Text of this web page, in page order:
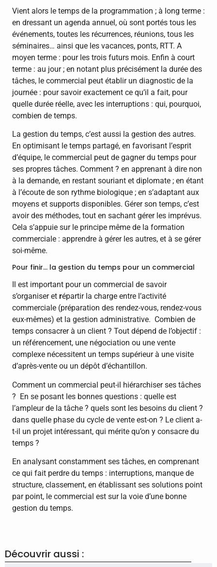
Découvrir aussi :
Vient alors le temps de la programmation ; à long terme :
en dressant un agenda annuel, où sont portés tous les
événements, toutes les récurrences, réunions, tous les
séminaires… ainsi que les vacances, ponts, RTT. A
moyen terme : pour les trois futurs mois. Enfin à court
terme : au jour ; en notant plus précisément la durée des
tâches, le commercial peut établir un diagnostic de la
journée : pour savoir exactement ce qu’il a fait, pour
quelle durée réelle, avec les interruptions : qui, pourquoi,
combien de temps.
La gestion du temps, c’est aussi la gestion des autres.
En optimisant le temps partagé, en favorisant l’esprit
d’équipe, le commercial peut de gagner du temps pour
ses propres tâches. Comment ? en apprenant à dire non
à la demande, en restant souriant et diplomate ; en étant
à l’écoute de son rythme biologique ; en s’adaptant aux
moyens et supports disponibles. Gérer son temps, c’est
avoir des méthodes, tout en sachant gérer les imprévus.
Cela s’appuie sur le principe même de la formation
commerciale : apprendre à gérer les autres, et à se gérer
soi-même.
Pour finir… la gestion du temps pour un commercial
Il est important pour un commercial de savoir
s’organiser et répartir la charge entre l’activité
commerciale (préparation des rendez-vous, rendez-vous
eux-mêmes) et la gestion administrative. Combien de
temps consacrer à un client ? Tout dépend de l’objectif :
un référencement, une négociation ou une vente
complexe nécessitent un temps supérieur à une visite
d’après-vente ou un dépôt d’échantillon.
Comment un commercial peut-il hiérarchiser ses tâches
? En se posant les bonnes questions : quelle est
l’ampleur de la tâche ? quels sont les besoins du client ?
dans quelle phase du cycle de vente est-on ? Le client a-
t-il un projet intéressant, qui mérite qu’on y consacre du
temps ?
En analysant constamment ses tâches, en comprenant
ce qui fait perdre du temps : interruptions, manque de
structure, classement, en établissant ses solutions point
par point, le commercial est sur la voie d’une bonne
gestion du temps.